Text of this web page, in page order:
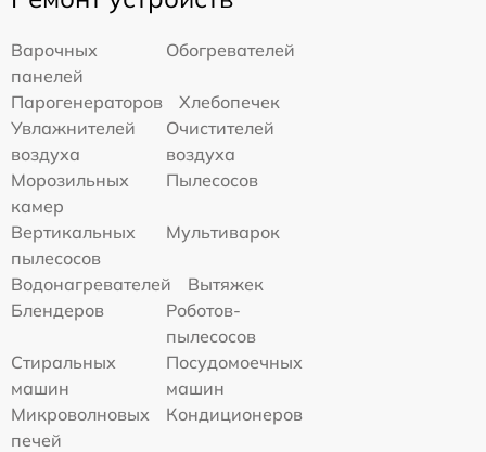
Варочных
панелей
Обогревателей
Парогенераторов
Хлебопечек
Увлажнителей
воздуха
Очистителей
воздуха
Морозильных
камер
Пылесосов
Вертикальных
пылесосов
Мультиварок
Водонагревателей
Вытяжек
Блендеров
Роботов-
пылесосов
Стиральных
машин
Посудомоечных
машин
Микроволновых
печей
Кондиционеров